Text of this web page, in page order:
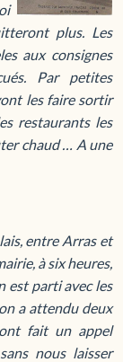
plus. Les
aux consignes
Par petites
les faire sortir
restaurants les
chaud … A une
entre Arras et
à six heures,
est parti avec les
a attendu deux
fait un appel
nous laisser